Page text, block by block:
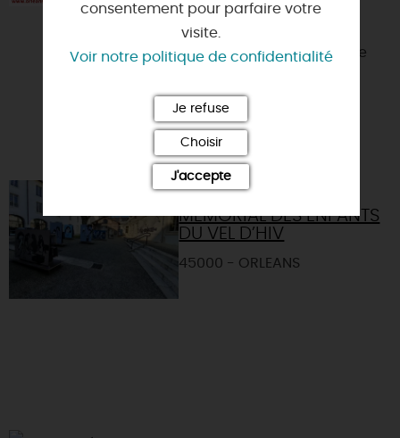
Depuis 2001, Sabine & Laurent
Brochard Sommelière et lui Caviste
dégustation. Depuis, 2011, ils s...
MÉMORIAL DES ENFANTS
DU VEL D’HIV
45000 - ORLEANS
consentement pour parfaire votre
visite.
Voir notre politique de confidentialité
Je refuse
Choisir
J'accepte